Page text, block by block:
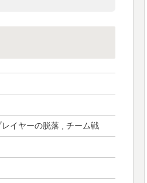
イヤーの脱落 , チーム戦